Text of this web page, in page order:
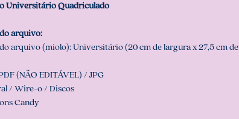
Universitário Quadriculado
arquivo:
arquivo (miolo): Universitário (20 cm de largura x 27,5 cm de
(NÃO EDITÁVEL) / JPG
/ Wire-o / Discos
Candy